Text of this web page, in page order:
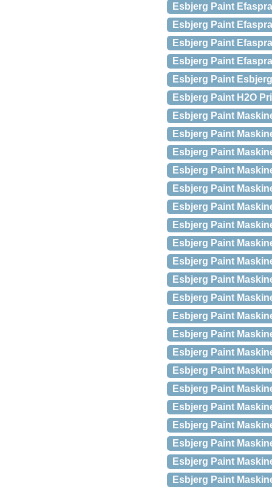
Esbjerg Paint
Esbjerg Paint
Esbjerg Paint
Esbjerg Paint
Esbjerg Paint
Esbjerg Paint H2O
Esbjerg Paint
Esbjerg Paint
Esbjerg Paint
Esbjerg Paint
Esbjerg Paint
Esbjerg Paint
Esbjerg Paint
Esbjerg Paint
Esbjerg Paint
Esbjerg Paint
Esbjerg Paint
Esbjerg Paint
Esbjerg Paint
Esbjerg Paint
Esbjerg Paint
Esbjerg Paint
Esbjerg Paint
Esbjerg Paint
Esbjerg Paint
Esbjerg Paint
Esbjerg Paint